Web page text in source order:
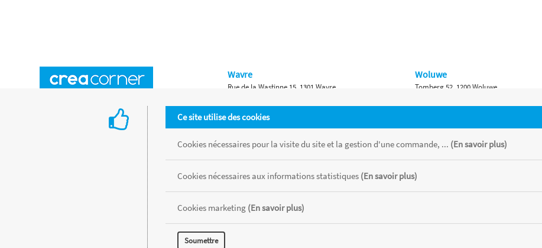
Ce site utilise des cookies
Cookies nécessaires pour la visite du site et la gestion d'une commande, ... (En savoir plus)
Cookies nécessaires aux informations statistiques (En savoir plus)
Cookies marketing (En savoir plus)
Soumettre
Wavre
Rue de la Wastinne 15, 1301 Wavre
Waterloo
Chaussée de Bruxelles 315, 1410 Waterloo
Woluwe
Tomberg 52, 1200 Woluwe
Namur
Tous les produits sont vendus dans la limite des stocks disponibles de chaque magasin, toutes taxes comprises.